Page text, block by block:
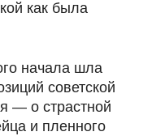
как была
начала шла
советской
— о страстной
и пленного